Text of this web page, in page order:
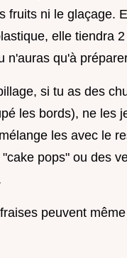
fruits ni le glaçage.
elle tiendra
n'auras qu'à
si tu as des
les bords), ne les
les avec le
pops" ou des
peuvent